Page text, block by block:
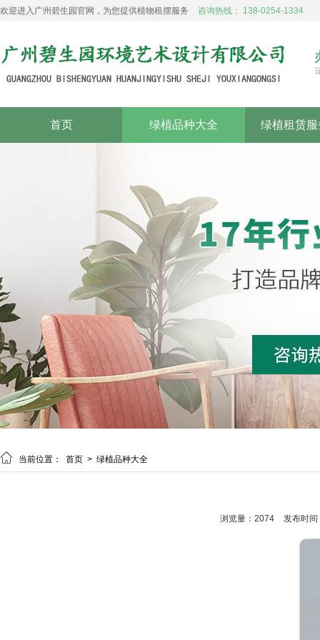
欢迎进入广州碧生园官网，为您提供植物租摆服务 咨询热线： 138-0254-1334
首页 绿植品种大全 绿植租赁
 当前位置： 首页 > 绿植品种大全
浏览量：2074 发布时